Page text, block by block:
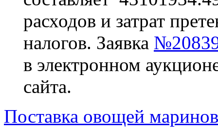
расходов и затрат
налогов. Заявка
в электронном
сайта.
Поставка овощей